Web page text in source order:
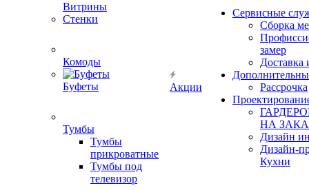
Витрины
Стенки
Комоды
Буфеты
Тумбы
Тумбы
прикроватные
Тумбы под
телевизор
Акции
Сервисные
Сборка
замер
Доставка
Рассрочка
НА
Дизайн
Дизайн-
Кухни